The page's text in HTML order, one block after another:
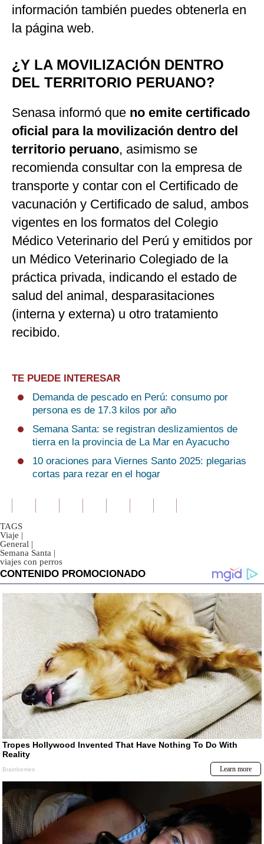
información también puedes obtenerla en
la página web.
¿Y LA MOVILIZACIÓN DENTRO
DEL TERRITORIO PERUANO?
Senasa informó que no emite certificado
oficial para la movilización dentro del
territorio peruano, asimismo se
recomienda consultar con la empresa de
transporte y contar con el Certificado de
vacunación y Certificado de salud, ambos
vigentes en los formatos del Colegio
Médico Veterinario del Perú y emitidos por
un Médico Veterinario Colegiado de la
práctica privada, indicando el estado de
salud del animal, desparasitaciones
(interna y externa) u otro tratamiento
recibido.
TE PUEDE INTERESAR
Demanda de pescado en Perú: consumo por
persona es de 17.3 kilos por año
Semana Santa: se registran deslizamientos de
tierra en la provincia de La Mar en Ayacucho
10 oraciones para Viernes Santo 2025: plegarias
cortas para rezar en el hogar
TAGS
Viaje |
General |
Semana Santa |
viajes con perros